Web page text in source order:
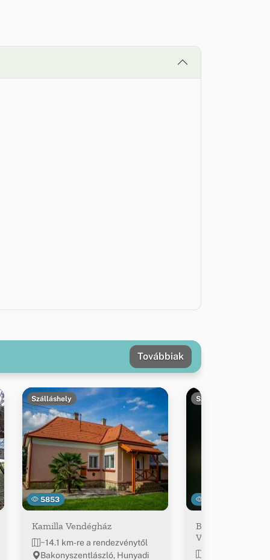
Továbbiak
5853
Szálláshely
Kamilla Vendégház
~14.1 km-re a rendezvénytől
Bakonyszentlászló, Hunyadi
Szálláshely
Vendégház